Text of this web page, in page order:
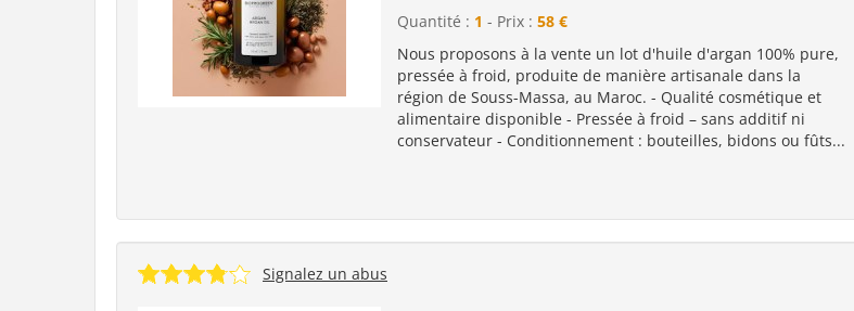
Quantité : 1 - Prix : 58 €
Nous proposons à la vente un lot d'huile d'argan 100% pure,
pressée à froid, produite de manière artisanale dans la
région de Souss-Massa, au Maroc. - Qualité cosmétique et
alimentaire disponible - Pressée à froid – sans additif ni
conservateur - Conditionnement : bouteilles, bidons ou fûts...
Signalez un abus